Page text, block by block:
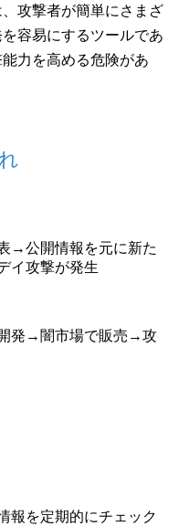
攻撃者が簡単にさまざ
容易にするツールであ
力を高める危険があ
→公開情報を元に新た
イ攻撃が発生
発→闇市場で販売→攻
報を定期的にチェック